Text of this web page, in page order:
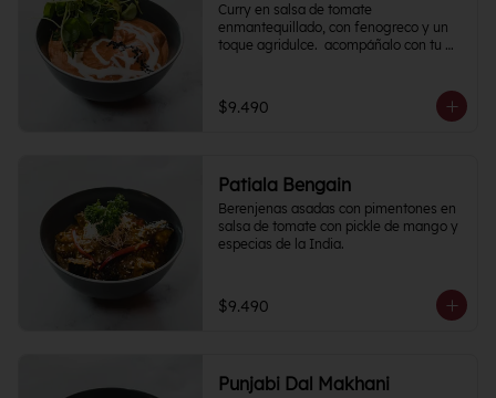
Curry en salsa de tomate
enmantequillado, con fenogreco y un
toque agridulce.  acompáñalo con tu
$9.490
Patiala Bengain
Berenjenas asadas con pimentones en
salsa de tomate con pickle de mango y
especias de la India.
$9.490
Punjabi Dal Makhani